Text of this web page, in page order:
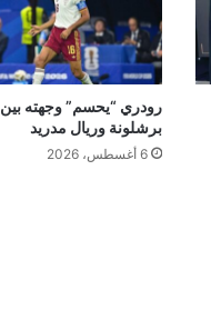
رودري “يحسم” وجهته بين
برشلونة وريال مدريد
6 أغسطس، 2026